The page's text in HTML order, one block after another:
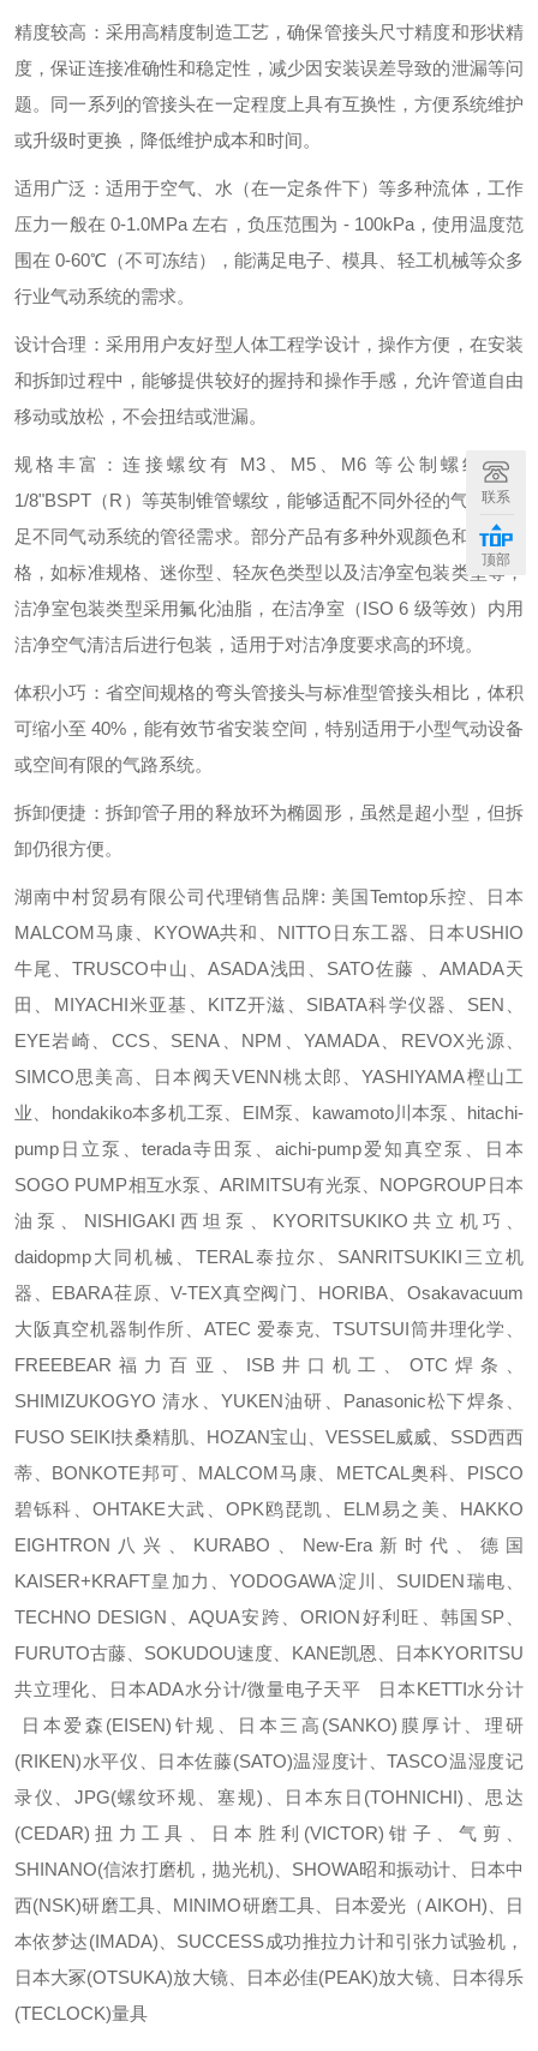
精度较高：采用高精度制造工艺，确保管接头尺寸精度和形状精
度，保证连接准确性和稳定性，减少因安装误差导致的泄漏等问
题。同一系列的管接头在一定程度上具有互换性，方便系统维护
或升级时更换，降低维护成本和时间。
适用广泛：适用于空气、水（在一定条件下）等多种流体，工作
压力一般在 0-1.0MPa 左右，负压范围为 - 100kPa，使用温度范
围在 0-60℃（不可冻结），能满足电子、模具、轻工机械等众多
行业气动系统的需求。
设计合理：采用用户友好型人体工程学设计，操作方便，在安装
和拆卸过程中，能够提供较好的握持和操作手感，允许管道自由
移动或放松，不会扭结或泄漏。
规格丰富：连接螺纹有 M3、M5、M6 等公制螺纹以及
1/8"BSPT（R）等英制锥管螺纹，能够适配不同外径的气管，满
足不同气动系统的管径需求。部分产品有多种外观颜色和包装规
格，如标准规格、迷你型、轻灰色类型以及洁净室包装类型等，
洁净室包装类型采用氟化油脂，在洁净室（ISO 6 级等效）内用
洁净空气清洁后进行包装，适用于对洁净度要求高的环境。
体积小巧：省空间规格的弯头管接头与标准型管接头相比，体积
可缩小至 40%，能有效节省安装空间，特别适用于小型气动设备
或空间有限的气路系统。
拆卸便捷：拆卸管子用的释放环为椭圆形，虽然是超小型，但拆
卸仍很方便。
湖南中村贸易有限公司代理销售品牌: 美国Temtop乐控、日本
MALCOM马康、KYOWA共和、NITTO日东工器、日本USHIO
牛尾、TRUSCO中山、ASADA浅田、SATO佐藤 、AMADA天
田、MIYACHI米亚基、KITZ开滋、SIBATA科学仪器、SEN、
EYE岩崎、CCS、SENA、NPM、YAMADA、REVOX光源、
SIMCO思美高、日本阀天VENN桃太郎、YASHIYAMA樫山工
业、hondakiko本多机工泵、EIM泵、kawamoto川本泵、hitachi-
pump日立泵、terada寺田泵、aichi-pump爱知真空泵、日本
SOGO PUMP相互水泵、ARIMITSU有光泵、NOPGROUP日本
油泵、NISHIGAKI西坦泵、KYORITSUKIKO共立机巧、
daidopmp大同机械、TERAL泰拉尔、SANRITSUKIKI三立机
器、EBARA荏原、V-TEX真空阀门、HORIBA、Osakavacuum
大阪真空机器制作所、ATEC 爱泰克、TSUTSUI筒井理化学、
FREEBEAR福力百亚、ISB井口机工、OTC焊条、
SHIMIZUKOGYO 清水、YUKEN油研、Panasonic松下焊条、
FUSO SEIKI扶桑精肌、HOZAN宝山、VESSEL威威、SSD西西
蒂、BONKOTE邦可、MALCOM马康、METCAL奥科、PISCO
碧铄科、OHTAKE大武、OPK鸥琵凯、ELM易之美、HAKKO
EIGHTRON八兴、KURABO、New-Era新时代、德国
KAISER+KRAFT皇加力、YODOGAWA淀川、SUIDEN瑞电、
TECHNO DESIGN、AQUA安跨、ORION好利旺、韩国SP、
FURUTO古藤、SOKUDOU速度、KANE凯恩、日本KYORITSU
共立理化、日本ADA水分计/微量电子天平 日本KETTI水分计
日本爱森(EISEN)针规、日本三高(SANKO)膜厚计、理研
(RIKEN)水平仪、日本佐藤(SATO)温湿度计、TASCO温湿度记
录仪、JPG(螺纹环规、塞规)、日本东日(TOHNICHI)、思达
(CEDAR)扭力工具、日本胜利(VICTOR)钳子、气剪、
SHINANO(信浓打磨机，抛光机)、SHOWA昭和振动计、日本中
西(NSK)研磨工具、MINIMO研磨工具、日本爱光（AIKOH)、日
本依梦达(IMADA)、SUCCESS成功推拉力计和引张力试验机，
日本大冢(OTSUKA)放大镜、日本必佳(PEAK)放大镜、日本得乐
(TECLOCK)量具
联系
顶部